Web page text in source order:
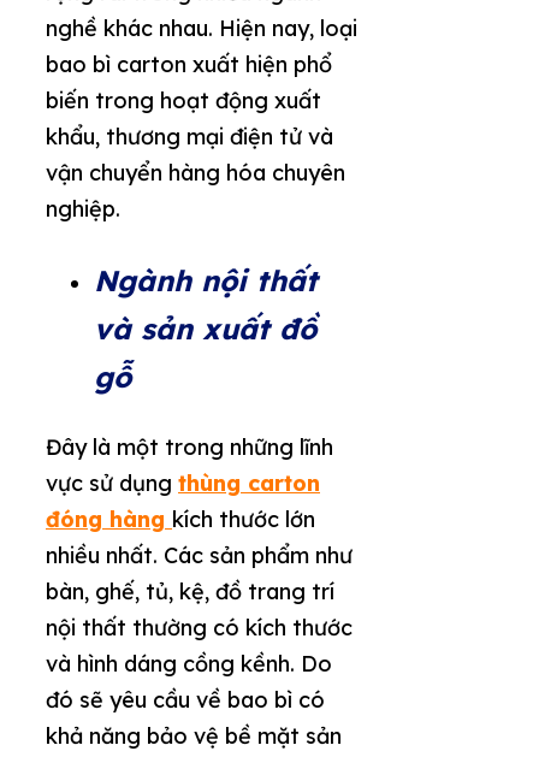
nghề khác nhau. Hiện nay, loại
bao bì carton xuất hiện phổ
biến trong hoạt động xuất
khẩu, thương mại điện tử và
vận chuyển hàng hóa chuyên
nghiệp.
Ngành nội thất
và sản xuất đồ
gỗ
Đây là một trong những lĩnh
vực sử dụng thùng carton
đóng hàng kích thước lớn
nhiều nhất. Các sản phẩm như
bàn, ghế, tủ, kệ, đồ trang trí
nội thất thường có kích thước
và hình dáng cồng kềnh. Do
đó sẽ yêu cầu về bao bì có
khả năng bảo vệ bề mặt sản